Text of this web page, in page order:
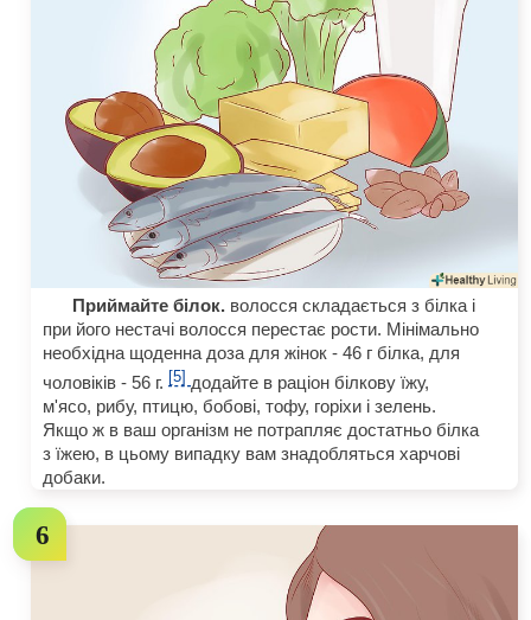
Приймайте білок. волосся складається з білка і
при його нестачі волосся перестає рости. Мінімально
необхідна щоденна доза для жінок - 46 г білка, для
чоловіків - 56 г.[5] додайте в раціон білкову їжу,
м'ясо, рибу, птицю, бобові, тофу, горіхи і зелень.
Якщо ж в ваш організм не потрапляє достатньо білка
з їжею, в цьому випадку вам знадобляться харчові
добаки.